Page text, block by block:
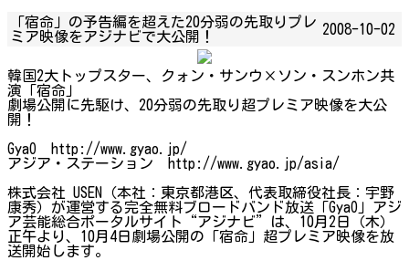
「宿命」の予告編を超えた20分弱の先取りプレ
ミア映像をアジナビで大公開！
2008-10-02
韓国2大トップスター、クォン・サンウ×ソン・スンホン共
演「宿命」
劇場公開に先駆け、20分弱の先取り超プレミア映像を大公
開！
GyaO http://www.gyao.jp/
アジア・ステーション http://www.gyao.jp/asia/
株式会社 USEN（本社：東京都港区、代表取締役社長：宇野
康秀）が運営する完全無料ブロードバンド放送「GyaO」アジ
ア芸能総合ポータルサイト“アジナビ”は、10月2日（木）
正午より、10月4日劇場公開の「宿命」超プレミア映像を放
送開始します。